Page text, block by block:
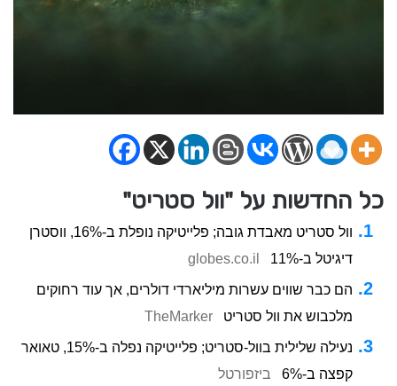
כל החדשות על "וול סטריט"
וול סטריט מאבדת גובה; פלייטיקה נופלת ב-16%, ווסטרן
דיגיטל ב-11%
globes.co.il
הם כבר שווים עשרות מיליארדי דולרים, אך עוד רחוקים
מלכבוש את וול סטריט
TheMarker
נעילה שלילית בוול-סטריט; פלייטיקה נפלה ב-15%, טאואר
קפצה ב-6%
ביזפורטל